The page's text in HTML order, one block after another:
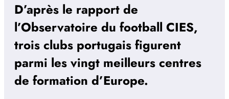
D’après le rapport de
l’Observatoire du football CIES,
trois clubs portugais figurent
parmi les vingt meilleurs centres
de formation d’Europe.